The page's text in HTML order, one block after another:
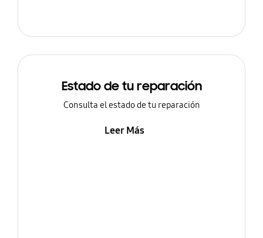
Estado de tu reparación
Consulta el estado de tu reparación
Leer Más